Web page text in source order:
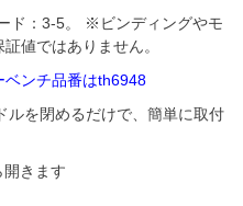
ド：3-5。 ※ビンディングやモ
値ではありません。
ベンチ品番はth6948
ルを閉めるだけで、簡単に取付
きます